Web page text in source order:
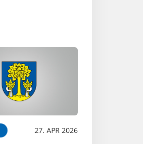
27. APR 2026